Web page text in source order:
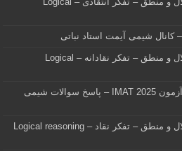
– کانال شیمی آیمت استاد نباتی
نمونه سوالات آیمت ایتالیا – استدلال و منطق – تفکر نقادانه – Logical
پاسخ سوالات آیمت ۲۰۲۵ ایتالیا – آزمون IMAT 2025 – پاسخ سوالات شیمی
نمونه سوالات آیمت ایتالیا – استدلال و منطق – تفکر نقاد – Logical reasoning